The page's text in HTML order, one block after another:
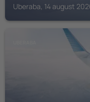
Uberaba, 14 august